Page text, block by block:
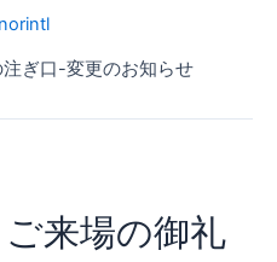
norintl
ぎ口-変更のお知らせ
来場の御礼